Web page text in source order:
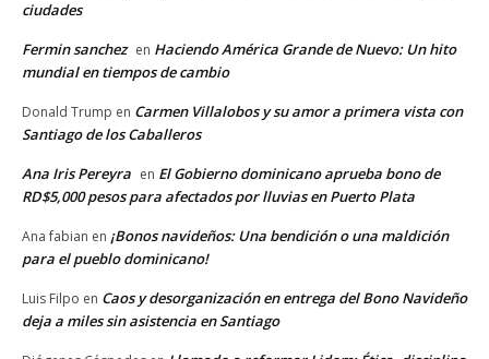
ciudades
Fermin sanchez en Haciendo América Grande de Nuevo: Un hito
mundial en tiempos de cambio
Donald Trump en Carmen Villalobos y su amor a primera vista con
Santiago de los Caballeros
Ana Iris Pereyra en El Gobierno dominicano aprueba bono de
RD$5,000 pesos para afectados por lluvias en Puerto Plata
Ana fabian en ¡Bonos navideños: Una bendición o una maldición
para el pueblo dominicano!
Luis Filpo en Caos y desorganización en entrega del Bono Navideño
deja a miles sin asistencia en Santiago